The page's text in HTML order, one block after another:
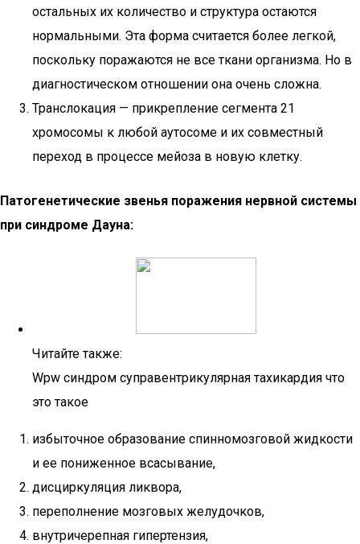
остальных их количество и структура остаются
нормальными. Эта форма считается более легкой,
поскольку поражаются не все ткани организма. Но в
диагностическом отношении она очень сложна.
Транслокация — прикрепление сегмента 21
хромосомы к любой аутосоме и их совместный
переход в процессе мейоза в новую клетку.
Патогенетические звенья поражения нервной системы
при синдроме Дауна:
Читайте также:
Wpw синдром суправентрикулярная тахикардия что
это такое
избыточное образование спинномозговой жидкости
и ее пониженное всасывание,
дисциркуляция ликвора,
переполнение мозговых желудочков,
внутричерепная гипертензия,